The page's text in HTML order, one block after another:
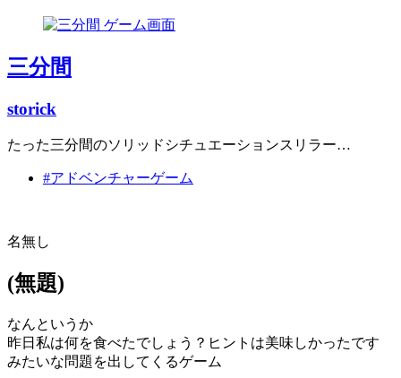
三分間
storick
たった三分間のソリッドシチュエーションスリラー…
#アドベンチャーゲーム
名無し
(無題)
なんというか
昨日私は何を食べたでしょう？ヒントは美味しかったです
みたいな問題を出してくるゲーム